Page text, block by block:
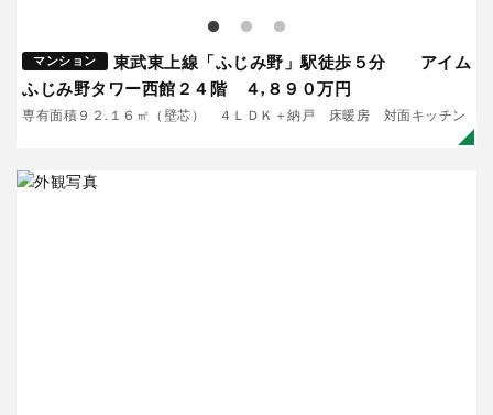
マンション
東武東上線「ふじみ野」駅徒歩５分 アイム
ふじみ野タワー西館２４階 ４,８９０万円
専有面積９２.１６㎡（壁芯） ４ＬＤＫ＋納戸 床暖房 対面キッチン